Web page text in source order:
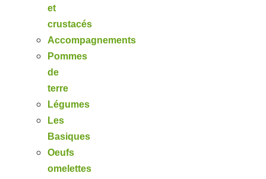
et
crustacés
Accompagnements
Pommes
de
terre
Légumes
Les
Basiques
Oeufs
omelettes